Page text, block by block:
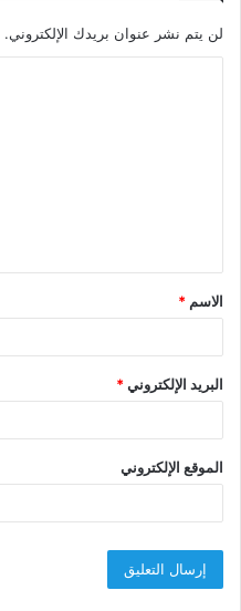
لن يتم نشر عنوان بريدك الإلكتروني.
ق
*
الاسم *
البريد الإلكتروني*
الموقع الإلكتروني